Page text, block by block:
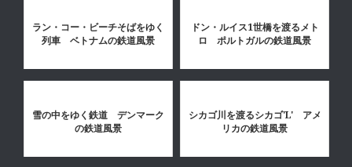
ラン・コー・ビーチそばをゆく
列車 ベトナムの鉄道風景
ドン・ルイス1世橋を渡るメト
ロ ポルトガルの鉄道風景
雪の中をゆく鉄道 デンマーク
の鉄道風景
シカゴ川を渡るシカゴ'L' アメ
リカの鉄道風景